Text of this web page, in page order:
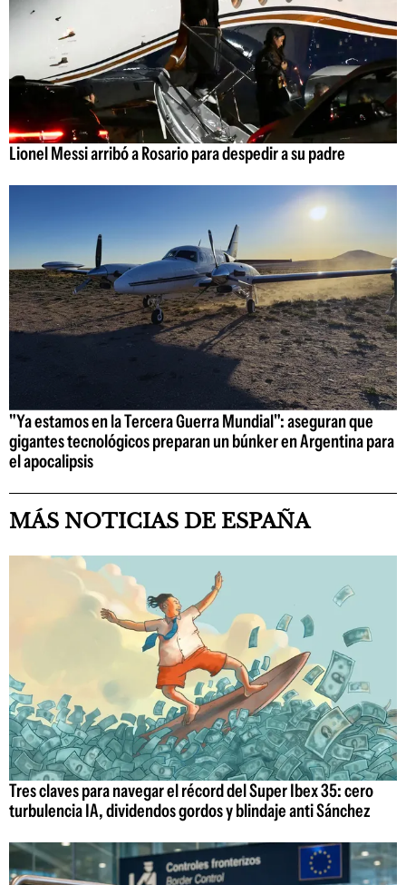
Lionel Messi arribó a Rosario para despedir a su padre
"Ya estamos en la Tercera Guerra Mundial": aseguran que
gigantes tecnológicos preparan un búnker en Argentina para
el apocalipsis
MÁS NOTICIAS DE ESPAÑA
Tres claves para navegar el récord del Super Ibex 35: cero
turbulencia IA, dividendos gordos y blindaje anti Sánchez